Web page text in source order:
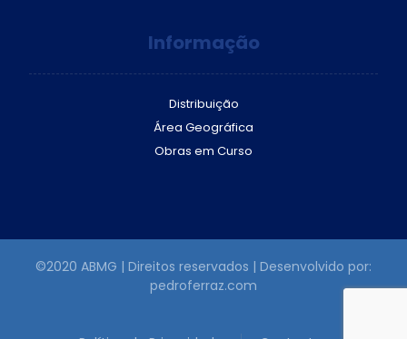
Informação
Distribuição
Área Geográfica
Obras em Curso
©2020 ABMG | Direitos reservados | Desenvolvido por:
pedroferraz.com